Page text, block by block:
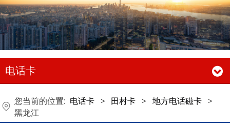
电话卡
您当前的位置: 电话卡 > 田村卡 > 地方电话磁卡 >
黑龙江